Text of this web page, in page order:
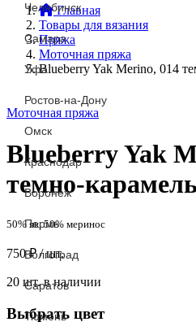
Главная
Товары для вязания
Пряжа
Моточная пряжа
Blueberry Yak Merino, 014
Моточная пряжа
Blueberry Yak
темно-
50% як, 50% меринос
750₽ / шт.
20 шт. в наличии
Выбрать цвет
Челябинск
Самара
Уфа
Ростов-на-Дону
Омск
Краснодар
Воронеж
Пермь
Волгоград
Саратов
Тюмень